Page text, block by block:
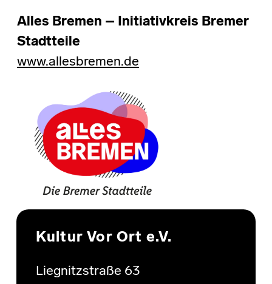
Alles Bremen – Initiativkreis Bremer
Stadtteile
www.allesbremen.de
Skip back to main navigation
Kultur Vor Ort e.V.
Liegnitzstraße 63